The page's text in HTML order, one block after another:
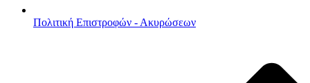
Πολιτική Επιστροφών - Ακυρώσεων